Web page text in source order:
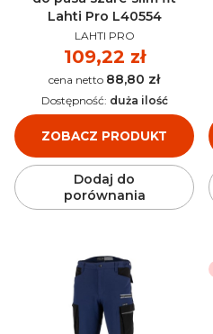
Lahti Pro L40554
PRODUCENT
LAHTI PRO
Cena
109,22 zł
Cena 88,80 zł
ZOBACZ PRODUKT
Dostępność: duża ilość
Dodaj do
porównania